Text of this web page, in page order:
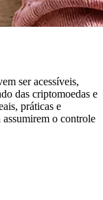
ser acessíveis,
das criptomoedas e
práticas e
o controle